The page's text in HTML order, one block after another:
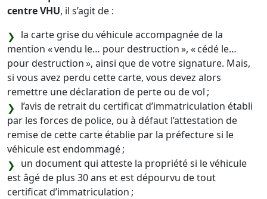
centre VHU, il s’agit de :
la carte grise du véhicule accompagnée de la
mention « vendu le… pour destruction », « cédé le…
pour destruction », ainsi que de votre signature. Mais,
si vous avez perdu cette carte, vous devez alors
remettre une déclaration de perte ou de vol ;
l’avis de retrait du certificat d’immatriculation établi
par les forces de police, ou à défaut l’attestation de
remise de cette carte établie par la préfecture si le
véhicule est endommagé ;
un document qui atteste la propriété si le véhicule
est âgé de plus 30 ans et est dépourvu de tout
certificat d’immatriculation ;